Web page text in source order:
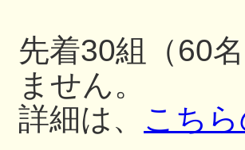
先着30組（60
ません。
詳細は、 こち